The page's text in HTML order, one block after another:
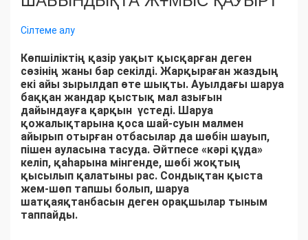
Сілтеме алу
Көпшіліктің қазір уақыт қысқарған деген
сөзінің жаны бар секілді. Жарқыраған жаздың
екі айы зырылдап өте шықты. Ауылдағы шаруа
баққан жандар қыстық мал азығын
дайындауға қарқын үстеді. Шаруа
қожалықтарына қоса шай-суын малмен
айырып отырған отбасылар да шөбін шауып,
пішен ауласына тасуда. Әйтпесе «кәрі құда»
келіп, қаһарына мінгенде, шөбі жоқтың
қысылып қалатыны рас. Сондықтан қыста
жем-шөп тапшы болып, шаруа
шатқаяқтанбасын деген орақшылар тыным
таппайды.